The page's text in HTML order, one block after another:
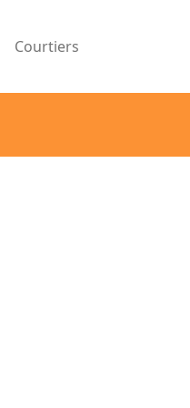
Courtiers